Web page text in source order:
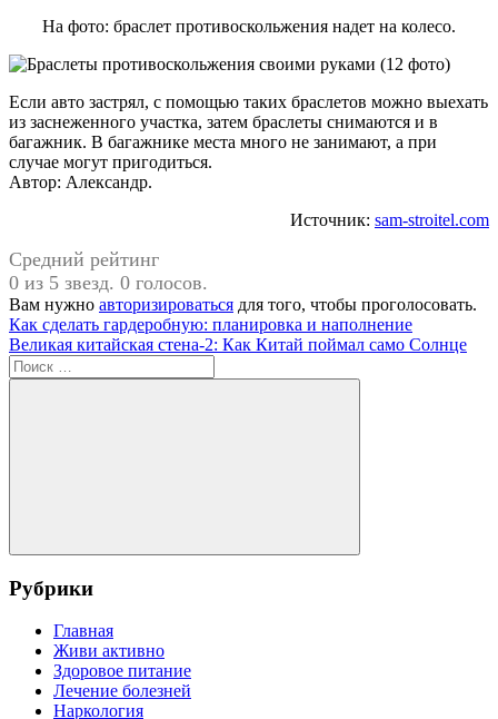
На фото: браслет противоскольжения надет на колесо.
Если авто застрял, с помощью таких браслетов можно выехать
из заснеженного участка, затем браслеты снимаются и в
багажник. В багажнике места много не занимают, а при
случае могут пригодиться.
Автор: Александр.
Источник: sam-stroitel.com
Средний рейтинг
0 из 5 звезд. 0 голосов.
Вам нужно авторизироваться для того, чтобы проголосовать.
Навигация
по
записям
Предыдущая
запись:
Как сделать гардеробную: планировка и наполнение
Следующая
запись:
Великая китайская стена-2: Как Китай поймал само Солнце
Поиск
для:
Поиск
Рубрики
Главная
Живи активно
Здоровое питание
Лечение болезней
Наркология